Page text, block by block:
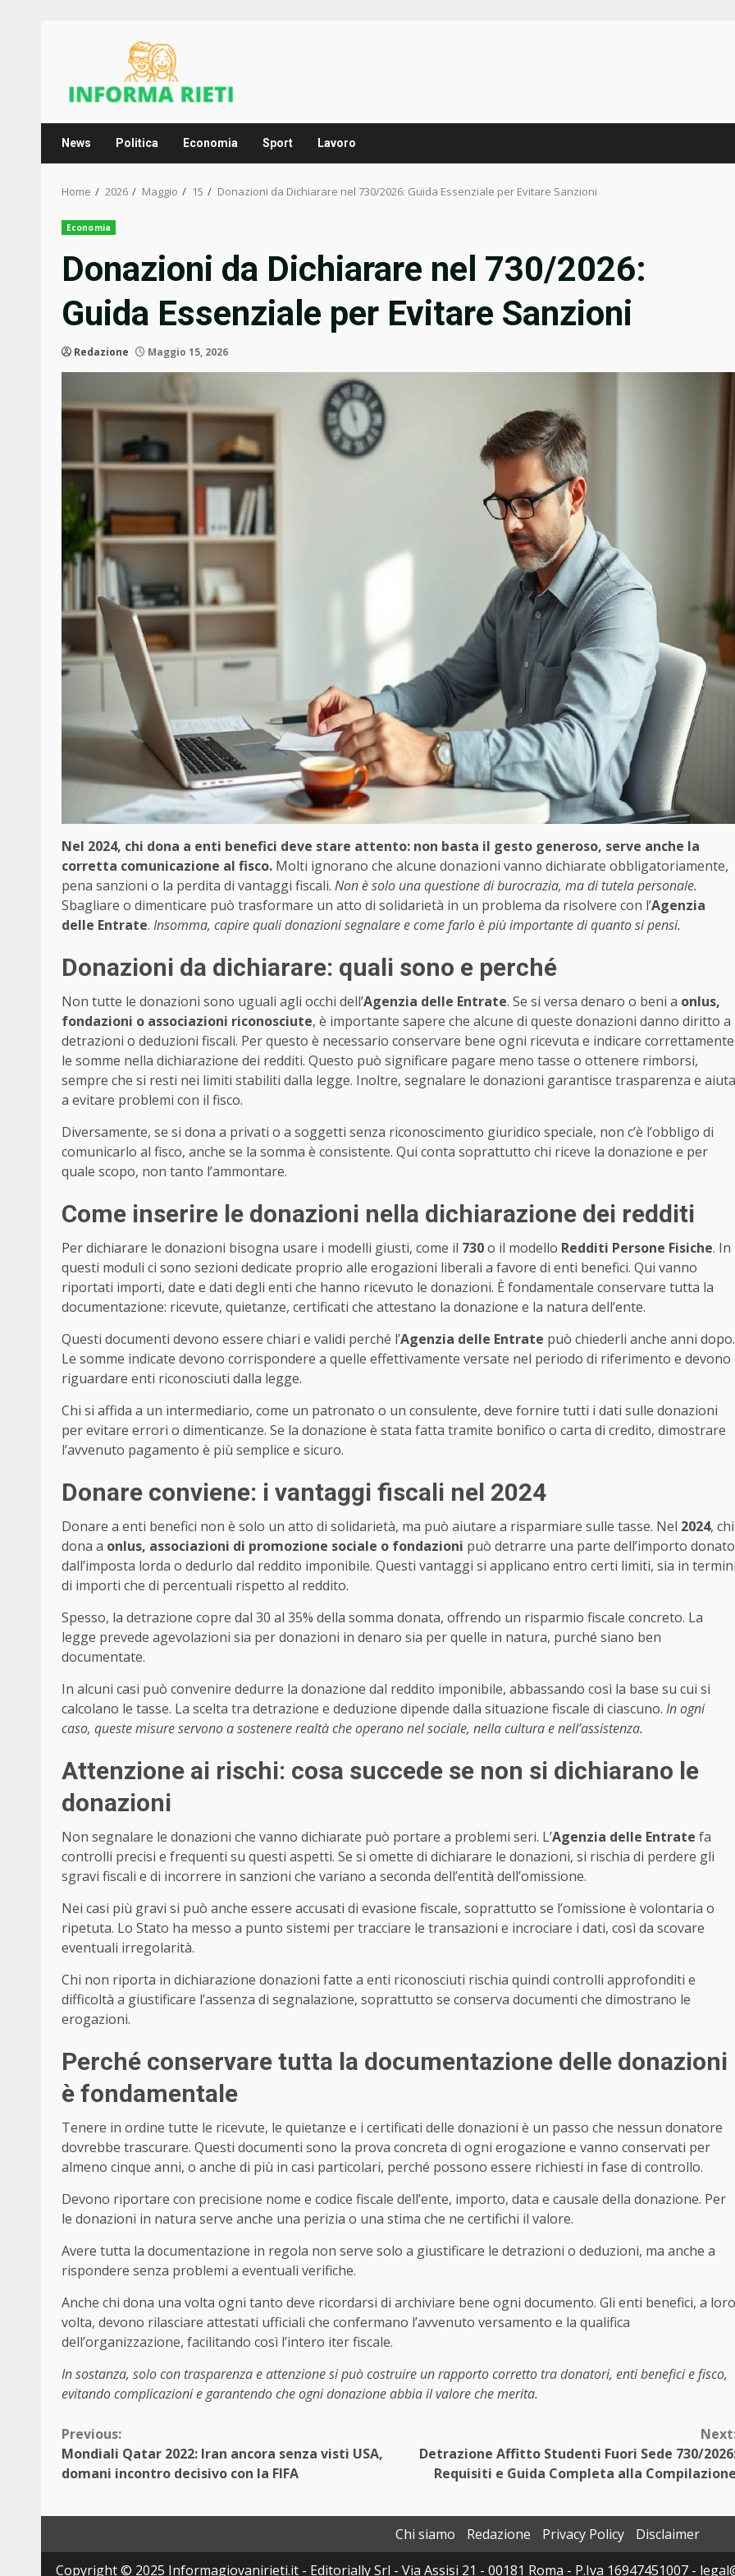
News Politica Economia Sport Lavoro
Home 2026 Maggio 15 Donazioni da Dichiarare nel 730/2026: Guida Essenziale per Evitare Sanzioni
Economia
Donazioni da Dichiarare nel 730/2026:
Guida Essenziale per Evitare Sanzioni
Redazione Maggio 15, 2026
Nel 2024, chi dona a enti benefici deve stare attento: non basta il gesto generoso, serve anche la
corretta comunicazione al fisco. Molti ignorano che alcune donazioni vanno dichiarate obbligatoriamente,
pena sanzioni o la perdita di vantaggi fiscali. Non è solo una questione di burocrazia, ma di tutela personale.
Sbagliare o dimenticare può trasformare un atto di solidarietà in un problema da risolvere con l’Agenzia
delle Entrate. Insomma, capire quali donazioni segnalare e come farlo è più importante di quanto si pensi.
Donazioni da dichiarare: quali sono e perché
Non tutte le donazioni sono uguali agli occhi dell’Agenzia delle Entrate. Se si versa denaro o beni a onlus,
fondazioni o associazioni riconosciute, è importante sapere che alcune di queste donazioni danno diritto a
detrazioni o deduzioni fiscali. Per questo è necessario conservare bene ogni ricevuta e indicare correttamente
le somme nella dichiarazione dei redditi. Questo può significare pagare meno tasse o ottenere rimborsi,
sempre che si resti nei limiti stabiliti dalla legge. Inoltre, segnalare le donazioni garantisce trasparenza e aiuta
a evitare problemi con il fisco.
Diversamente, se si dona a privati o a soggetti senza riconoscimento giuridico speciale, non c’è l’obbligo di
comunicarlo al fisco, anche se la somma è consistente. Qui conta soprattutto chi riceve la donazione e per
quale scopo, non tanto l’ammontare.
Come inserire le donazioni nella dichiarazione dei redditi
Per dichiarare le donazioni bisogna usare i modelli giusti, come il 730o il modello Redditi Persone Fisiche. In
questi moduli ci sono sezioni dedicate proprio alle erogazioni liberali a favore di enti benefici. Qui vanno
riportati importi, date e dati degli enti che hanno ricevuto le donazioni. È fondamentale conservare tutta la
documentazione: ricevute, quietanze, certificati che attestano la donazione e la natura dell’ente.
Questi documenti devono essere chiari e validi perché l’Agenzia delle Entrate può chiederli anche anni dopo.
Le somme indicate devono corrispondere a quelle effettivamente versate nel periodo di riferimento e devono
riguardare enti riconosciuti dalla legge.
Chi si affida a un intermediario, come un patronato o un consulente, deve fornire tutti i dati sulle donazioni
per evitare errori o dimenticanze. Se la donazione è stata fatta tramite bonifico o carta di credito, dimostrare
l’avvenuto pagamento è più semplice e sicuro.
Donare conviene: i vantaggi fiscali nel 2024
Donare a enti benefici non è solo un atto di solidarietà, ma può aiutare a risparmiare sulle tasse. Nel 2024, chi
dona a onlus, associazioni di promozione sociale o fondazioni può detrarre una parte dell’importo donato
dall’imposta lorda o dedurlo dal reddito imponibile. Questi vantaggi si applicano entro certi limiti, sia in
di importi che di percentuali rispetto al reddito.
Spesso, la detrazione copre dal 30 al 35% della somma donata, offrendo un risparmio fiscale concreto. La
legge prevede agevolazioni sia per donazioni in denaro sia per quelle in natura, purché siano ben
documentate.
In alcuni casi può convenire dedurre la donazione dal reddito imponibile, abbassando così la base su cui si
calcolano le tasse. La scelta tra detrazione e deduzione dipende dalla situazione fiscale di ciascuno. In ogni
caso, queste misure servono a sostenere realtà che operano nel sociale, nella cultura e nell’assistenza.
Attenzione ai rischi: cosa succede se non si dichiarano le
donazioni
Non segnalare le donazioni che vanno dichiarate può portare a problemi seri. L’Agenzia delle Entrate fa
controlli precisi e frequenti su questi aspetti. Se si omette di dichiarare le donazioni, si rischia di perdere gli
sgravi fiscali e di incorrere in sanzioni che variano a seconda dell’entità dell’omissione.
Nei casi più gravi si può anche essere accusati di evasione fiscale, soprattutto se l’omissione è volontaria o
ripetuta. Lo Stato ha messo a punto sistemi per tracciare le transazioni e incrociare i dati, così da scovare
eventuali irregolarità.
Chi non riporta in dichiarazione donazioni fatte a enti riconosciuti rischia quindi controlli approfonditi e
difficoltà a giustificare l’assenza di segnalazione, soprattutto se conserva documenti che dimostrano le
erogazioni.
Perché conservare tutta la documentazione delle donazioni
è fondamentale
Tenere in ordine tutte le ricevute, le quietanze e i certificati delle donazioni è un passo che nessun donatore
dovrebbe trascurare. Questi documenti sono la prova concreta di ogni erogazione e vanno conservati per
almeno cinque anni, o anche di più in casi particolari, perché possono essere richiesti in fase di controllo.
Devono riportare con precisione nome e codice fiscale dell’ente, importo, data e causale della donazione. Per
le donazioni in natura serve anche una perizia o una stima che ne certifichi il valore.
Avere tutta la documentazione in regola non serve solo a giustificare le detrazioni o deduzioni, ma anche a
rispondere senza problemi a eventuali verifiche.
Anche chi dona una volta ogni tanto deve ricordarsi di archiviare bene ogni documento. Gli enti benefici, a loro
volta, devono rilasciare attestati ufficiali che confermano l’avvenuto versamento e la qualifica
dell’organizzazione, facilitando così l’intero iter fiscale.
In sostanza, solo con trasparenza e attenzione si può costruire un rapporto corretto tra donatori, enti benefici e fisco,
evitando complicazioni e garantendo che ogni donazione abbia il valore che merita.
Continue
Reading
Previous:
Mondiali Qatar 2022: Iran ancora senza visti USA,
domani incontro decisivo con la FIFA
Detrazione Affitto Studenti Fuori Sede 730/
Requisiti e Guida Completa alla
Chi siamo Redazione Privacy Policy
Disclaimer
Copyright © 2025 Informagiovanirieti.it - Editorially Srl - Via Assisi 21 - 00181 Roma - P.Iva 16947451007 -